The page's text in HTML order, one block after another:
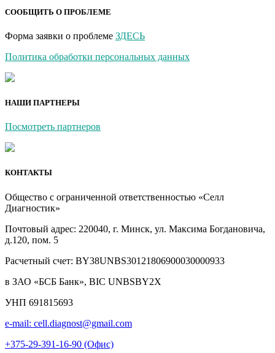
СООБЩИТЬ О ПРОБЛЕМЕ
Форма заявки о проблеме ЗДЕСЬ
Политика обработки персональных данных
НАШИ ПАРТНЕРЫ
Посмотреть партнеров
КОНТАКТЫ
Общество с ограниченной ответственностью «Селл
Диагностик»
Почтовый адрес: 220040, г. Минск, ул. Максима Богдановича,
д.120, пом. 5
Расчетный счет: BY38UNBS30121806900030000933
в ЗАО «БСБ Банк», BIC UNBSBY2X
УНП 691815693
e-mail: cell.diagnost@gmail.com
+375-29-391-16-90 (Офис)